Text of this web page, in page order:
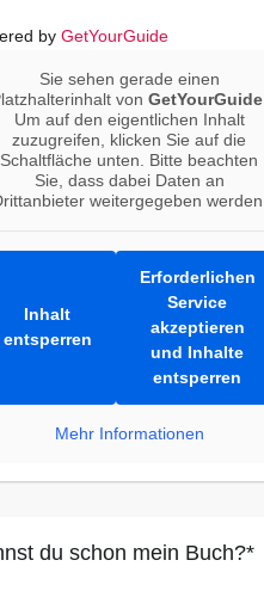
by GetYourGuide
Sie sehen gerade einen
vonGetYourGuide
Um auf den eigentlichen Inhalt
zuzugreifen, klicken Sie auf die
Schaltfläche unten. Bitte beachten
Sie, dass dabei Daten an
weitergegeben werden.
Inhalt
entsperren
Erforderlichen
Service
akzeptieren
und Inhalte
entsperren
Mehr Informationen
du schon mein Buch?*